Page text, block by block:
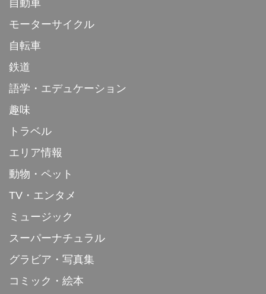
自動車
モーターサイクル
自転車
鉄道
語学・エデュケーション
趣味
トラベル
エリア情報
動物・ペット
TV・エンタメ
ミュージック
スーパーナチュラル
グラビア・写真集
コミック・絵本